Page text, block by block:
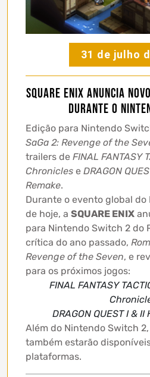
31 de julho
Square Enix anuncia
durante o
Edição para Nintendo
SaGa 2: Revenge of the
trailers de FINAL FANTASY
Chronicles e DRAGON
Remake.
Durante o evento global
de hoje, a SQUARE ENIX
para Nintendo Switch 2 do
crítica do ano passado,
Revenge of the Seven, e
para os próximos jogos:
FINAL FANTASY
DRAGON QUEST I &
Além do Nintendo Switch
também estarão
plataformas.